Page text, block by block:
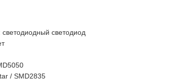
светодиод
/ SMD2835